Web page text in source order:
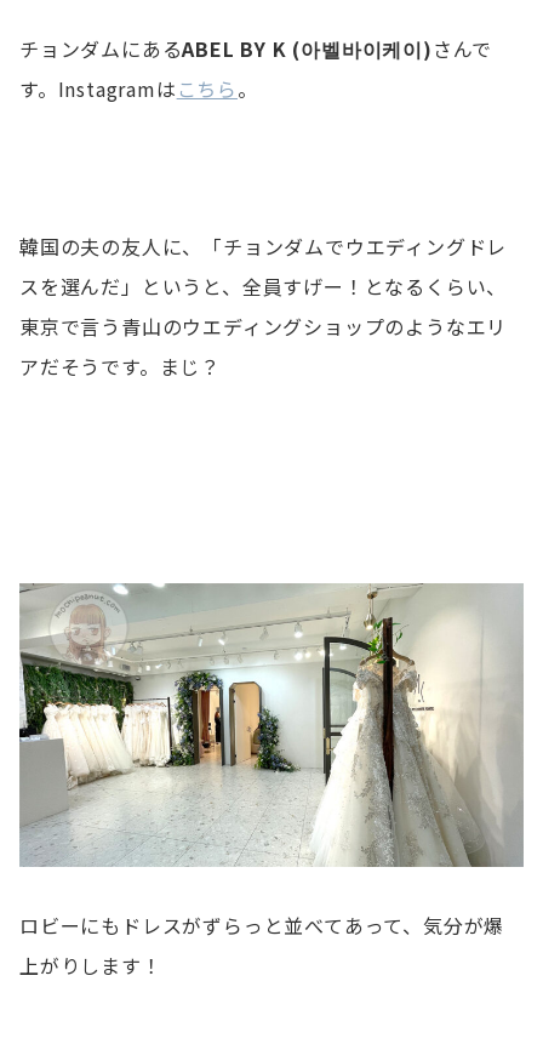
チョンダムにあるABEL BY K (아벨바이케이)さんで
す。Instagramは こちら。
韓国の夫の友人に、「チョンダムでウエディングドレ
スを選んだ」というと、全員すげー！となるくらい、
東京で言う青山のウエディングショップのようなエリ
アだそうです。まじ？
ロビーにもドレスがずらっと並べてあって、気分が爆
上がりします！